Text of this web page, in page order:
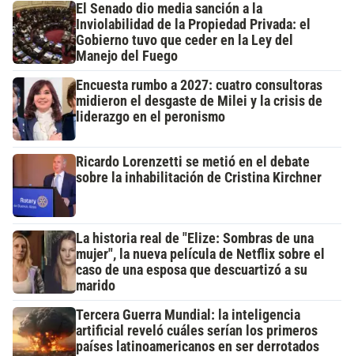
El Senado dio media sanción a la
Inviolabilidad de la Propiedad Privada: el
Gobierno tuvo que ceder en la Ley del
Manejo del Fuego
Encuesta rumbo a 2027: cuatro consultoras
midieron el desgaste de Milei y la crisis de
liderazgo en el peronismo
Ricardo Lorenzetti se metió en el debate
sobre la inhabilitación de Cristina Kirchner
La historia real de "Elize: Sombras de una
mujer", la nueva película de Netflix sobre el
caso de una esposa que descuartizó a su
marido
Tercera Guerra Mundial: la inteligencia
artificial reveló cuáles serían los primeros
países latinoamericanos en ser derrotados